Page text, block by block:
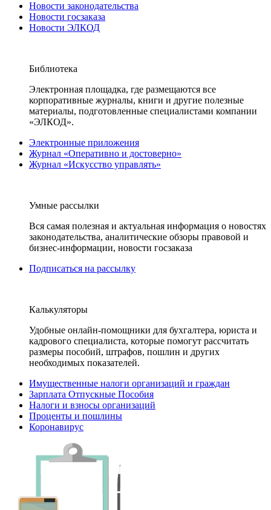
Новости законодательства
Новости госзаказа
Новости ЭЛКОД
Библиотека
Электронная площадка, где размещаются все
корпоративные журналы, книги и другие полезные
материалы, подготовленные специалистами компании
«ЭЛКОД».
Электронные приложения
Журнал «Оперативно и достоверно»
Журнал «Искусство управлять»
Умные рассылки
Вся самая полезная и актуальная информация о новостях
законодательства, аналитические обзоры правовой и
бизнес-информации, новости госзаказа
Подписаться на рассылку
Калькуляторы
Удобные онлайн-помощники для бухгалтера, юриста и
кадрового специалиста, которые помогут рассчитать
размеры пособий, штрафов, пошлин и других
необходимых показателей.
Имущественные налоги организаций и граждан
Зарплата Отпускные Пособия
Налоги и взносы организаций
Проценты и пошлины
Коронавирус